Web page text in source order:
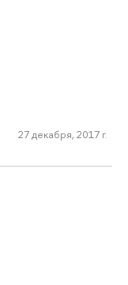
27 декабря, 2017 г.